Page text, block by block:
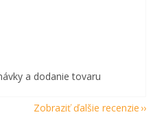
je 5 z 5 hviezdičiek.
a dodanie tovaru
Zobraziť ďalšie recenzie